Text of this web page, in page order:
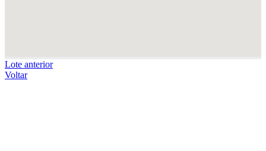
Lote anterior
Voltar